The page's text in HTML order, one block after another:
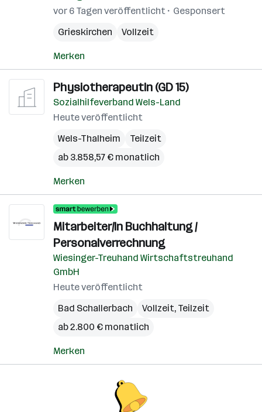
vor 6 Tagen veröffentlicht
Gesponsert
Grieskirchen
Vollzeit
Merken
PhysiotherapeutIn (GD 15)
Sozialhilfeverband Wels-Land
Heute veröffentlicht
Wels-Thalheim
Teilzeit
ab 3.858,57 € monatlich
Merken
Mitarbeiter/In Buchhaltung /
Personalverrechnung
Wiesinger-Treuhand Wirtschaftstreuhand
GmbH
Heute veröffentlicht
Bad Schallerbach
Vollzeit, Teilzeit
ab 2.800 € monatlich
Merken